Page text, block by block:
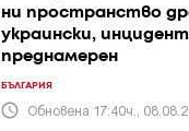
ни пространство
украински,
преднамерен
БЪЛГАРИЯ
Обновена 17:40ч.,